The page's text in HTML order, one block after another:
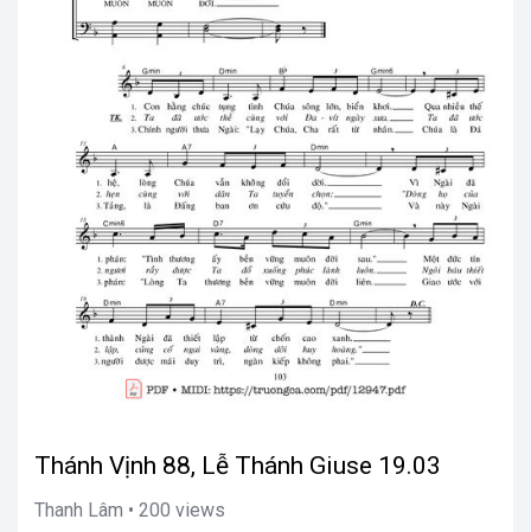
Thánh Vịnh 88, Lễ Thánh Giuse 19.03
Thanh Lâm • 200 views